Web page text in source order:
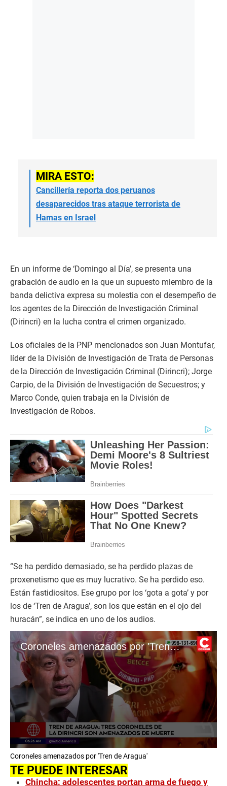
MIRA ESTO:
Cancillería reporta dos peruanos
desaparecidos tras ataque terrorista de
Hamas en Israel
En un informe de ‘Domingo al Día’, se presenta una
grabación de audio en la que un supuesto miembro de la
banda delictiva expresa su molestia con el desempeño de
los agentes de la Dirección de Investigación Criminal
(Dirincri) en la lucha contra el crimen organizado.
Los oficiales de la PNP mencionados son Juan Montufar,
líder de la División de Investigación de Trata de Personas
de la Dirección de Investigación Criminal (Dirincri); Jorge
Carpio, de la División de Investigación de Secuestros; y
Marco Conde, quien trabaja en la División de
Investigación de Robos.
“Se ha perdido demasiado, se ha perdido plazas de
proxenetismo que es muy lucrativo. Se ha perdido eso.
Están fastidiositos. Ese grupo por los ‘gota a gota’ y por
los de ‘Tren de Aragua’, son los que están en el ojo del
huracán”, se indica en uno de los audios.
Coroneles amenazados por 'Tren de Aragua'
s
e
c
Coroneles amenazados por 'Tren de Aragua'
TE PUEDE INTERESAR
Chincha: adolescentes portan arma de fuego y